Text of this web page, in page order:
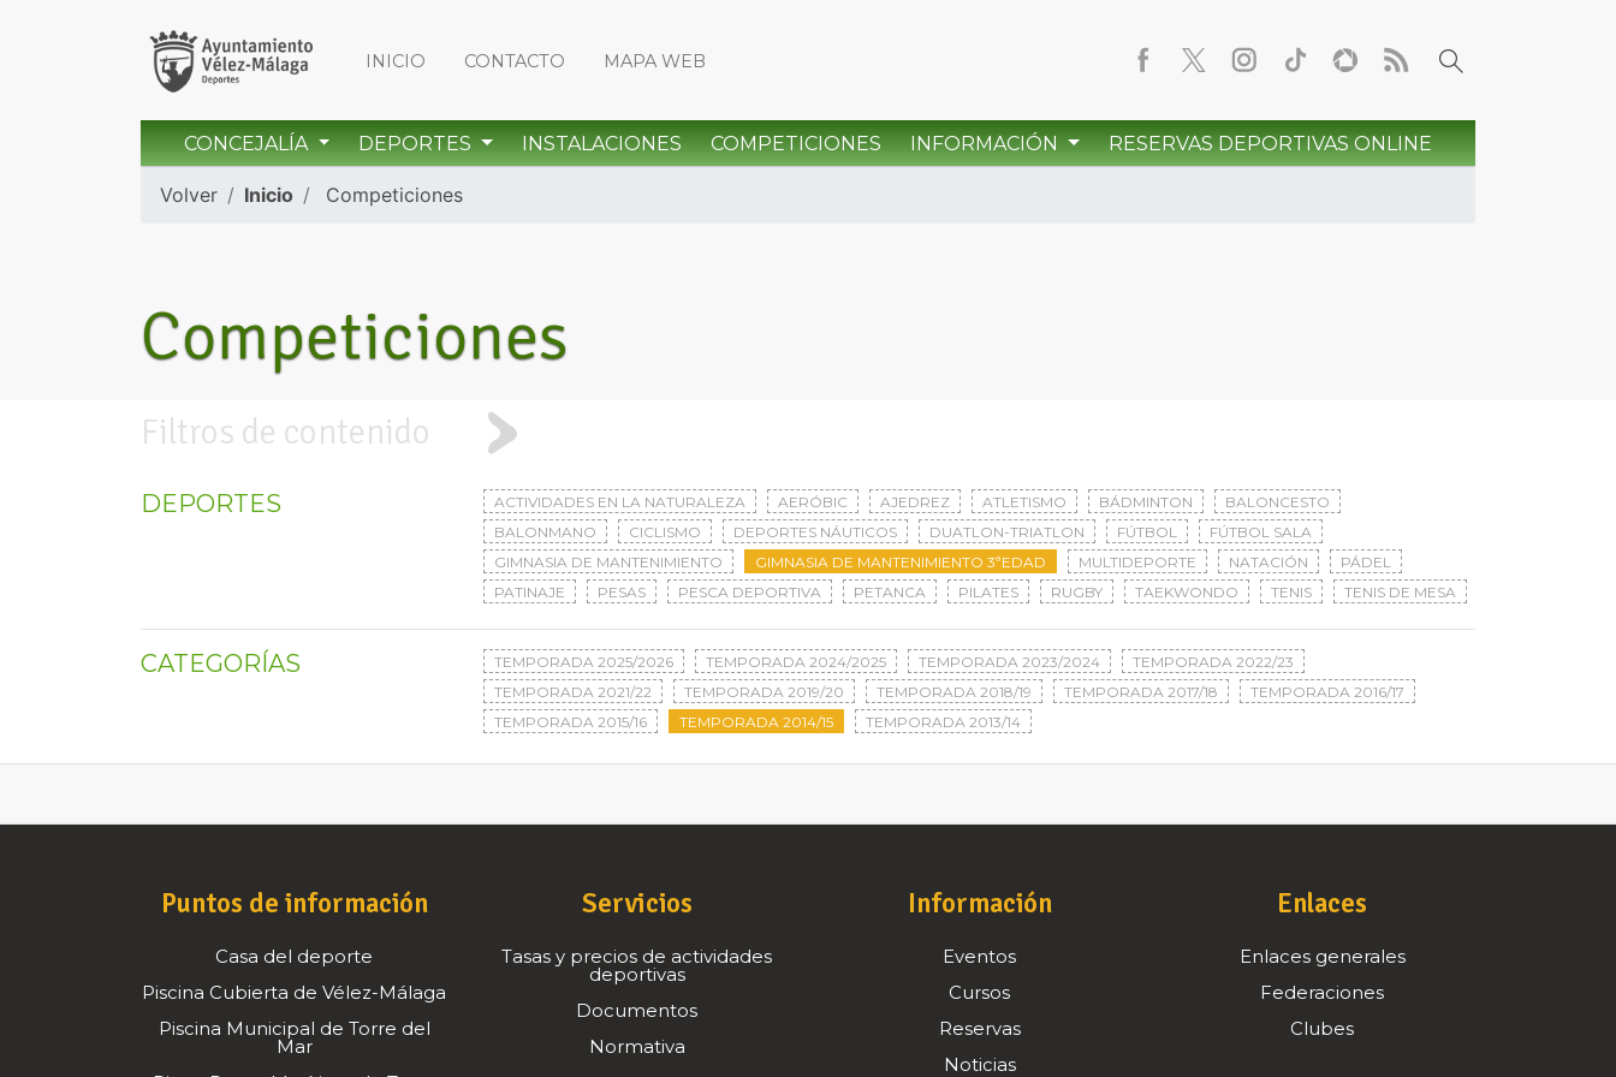
INICIO CONTACTO MAPA WEB
CONCEJALÍA DEPORTES INSTALACIONES COMPETICIONES INFORMACIÓN RESERVAS DEPORTIVAS ONLINE
Volver Inicio Competiciones
Competiciones
Filtros de contenido
DEPORTES ACTIVIDADES EN LA NATURALEZA AERÓBIC AJEDREZ ATLETISMO BÁDMINTON
BALONCESTO
BALONMANO
CICLISMO DEPORTES NÁUTICOS DUATLON-TRIATLON FÚTBOL
FÚTBOL SALA
GIMNASIA DE MANTENIMIENTO
GIMNASIA DE MANTENIMIENTO 3ªEDAD MULTIDEPORTE NATACIÓN
PÁDEL
PATINAJE
PESAS PESCA DEPORTIVA PETANCA PILATES RUGBY TAEKWONDO TENIS TENIS DE MESA
CATEGORÍAS TEMPORADA 2025/2026 TEMPORADA 2024/2025 TEMPORADA 2023/2024
TEMPORADA 2022/23
TEMPORADA 2021/22
TEMPORADA 2019/20 TEMPORADA 2018/19 TEMPORADA 2017/18
TEMPORADA 2016/17
TEMPORADA 2015/16
TEMPORADA 2014/15 TEMPORADA 2013/14
Puntos de información
Casa del deporte
Piscina Cubierta de Vélez-Málaga
Piscina Municipal de Torre del
Mar
Servicios
Tasas y precios de actividades
deportivas
Documentos
Normativa
Información
Eventos
Cursos
Reservas
Noticias
Enlaces
Enlaces generales
Federaciones
Clubes